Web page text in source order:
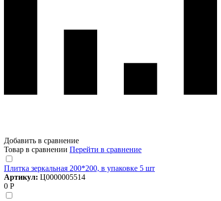
Добавить в сравнение
Товар в сравнении Перейти в сравнение
Плитка зеркальная 200*200, в упаковке 5 шт
Артикул: Ц0000005514
0 Р